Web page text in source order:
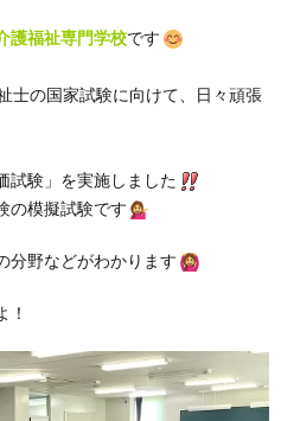
護福祉専門学校です
士の国家試験に向けて、日々頑張
試験」を実施しました
の模擬試験です
分野などがわかります
！